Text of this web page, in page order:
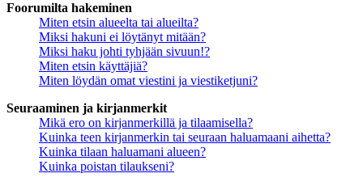
Foorumilta hakeminen
Miten etsin alueelta tai alueilta?
Miksi hakuni ei löytänyt mitään?
Miksi haku johti tyhjään sivuun!?
Miten etsin käyttäjiä?
Miten löydän omat viestini ja viestiketjuni?
Seuraaminen ja kirjanmerkit
Mikä ero on kirjanmerkillä ja tilaamisella?
Kuinka teen kirjanmerkin tai seuraan haluamaani aihetta?
Kuinka tilaan haluamani alueen?
Kuinka poistan tilaukseni?